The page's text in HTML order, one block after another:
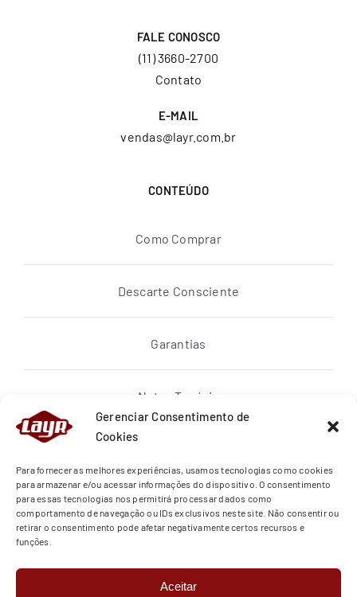
Gerenciar Consentimento de
Cookies
Para fornecer as melhores experiências, usamos tecnologias como cookies
para armazenar e/ou acessar informações do dispositivo. O consentimento
para essas tecnologias nos permitirá processar dados como
comportamento de navegação ou IDs exclusivos neste site. Não consentir ou
retirar o consentimento pode afetar negativamente certos recursos e
funções.
Aceitar
FALE CONOSCO
(11) 3660-2700
Contato
E-MAIL
vendas@layr.com.br
CONTEÚDO
Como Comprar
Descarte Consciente
Garantias
Notas Topázio
Quem Somos